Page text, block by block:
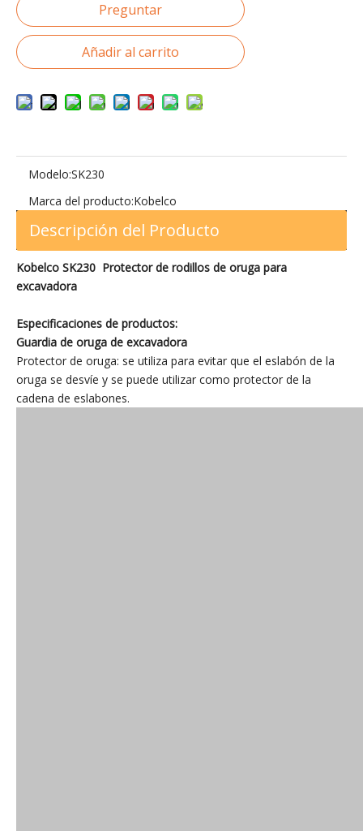
Preguntar
Añadir al carrito
Modelo:SK230
Marca del producto:Kobelco
Descripción del Producto
Kobelco SK230 Protector de rodillos de oruga para
excavadora
Especificaciones de productos:
Guardia de oruga de excavadora
Protector de oruga: se utiliza para evitar que el eslabón de la
oruga se desvíe y se puede utilizar como protector de la
cadena de eslabones.